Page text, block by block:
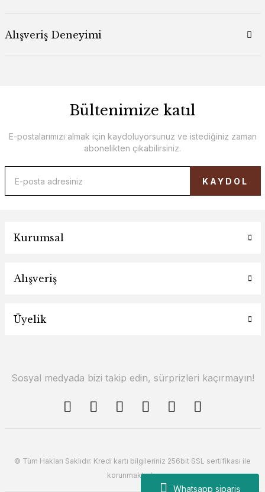
Whatsapp sipariş
Alışveriş Deneyimi
Bültenimize katıl
E-postalarımızı almak için kaydoluyorsunuz ve istediğiniz zaman
abonelikten çıkabilirsiniz.
KAYDOL
Kurumsal
Alışveriş
Üyelik
Sosyal medyada bizi takip edin, sürprizleri kaçırmayın!
© Tüm Hakları Saklıdır. Kredi kartı bilgileriniz 256bit SSL sertifikası ile
korunmaktadır.